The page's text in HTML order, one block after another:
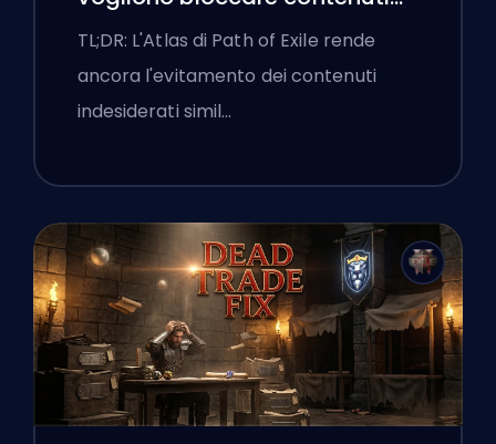
cattivi e l'interfaccia continua
a ostacolarli
TL;DR: L'Atlas di Path of Exile rende
ancora l'evitamento dei contenuti
indesiderati simil…